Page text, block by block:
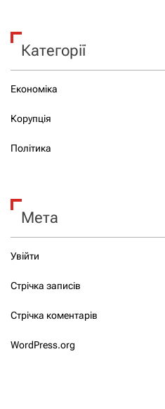
Категорії
Економіка
Корупція
Політика
Мета
Увійти
Стрічка записів
Стрічка коментарів
WordPress.org